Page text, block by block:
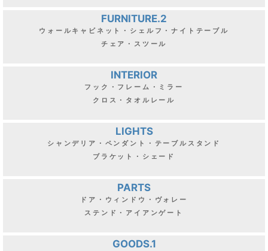
FURNITURE.2
ウォールキャビネット・シェルフ・ナイトテーブル
チェア・スツール
INTERIOR
フック・フレーム・ミラー
クロス・タオルレール
LIGHTS
シャンデリア・ペンダント・テーブルスタンド
ブラケット・シェード
PARTS
ドア・ウィンドウ・ヴォレー
ステンド・アイアンゲート
GOODS.1